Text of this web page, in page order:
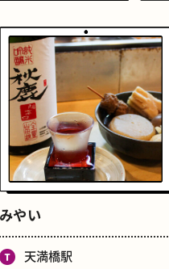
ジェラート
みやい
天満橋駅